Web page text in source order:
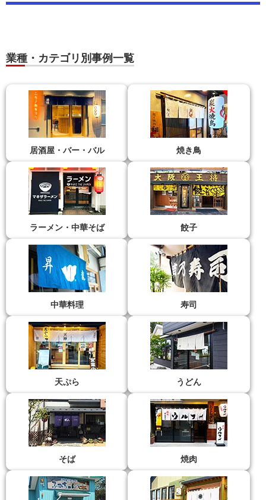
業種・カテゴリ別事例一覧
居酒屋・バー・バル 焼き鳥
ラーメン・中華そば 餃子
中華料理 寿司
天ぷら うどん
そば 焼肉